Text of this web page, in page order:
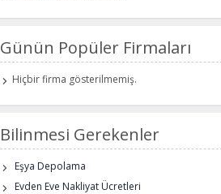
Günün Popüler Firmaları
Hiçbir firma gösterilmemiş.
Bilinmesi Gerekenler
Eşya Depolama
Evden Eve Nakliyat Ücretleri